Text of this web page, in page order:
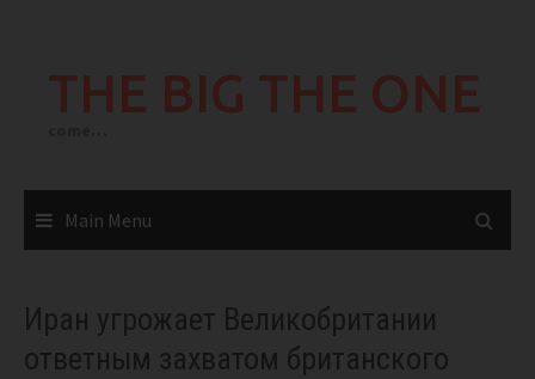
THE BIG THE ONE
Main Menu
Иран угрожает Великобритании
ответным захватом британского